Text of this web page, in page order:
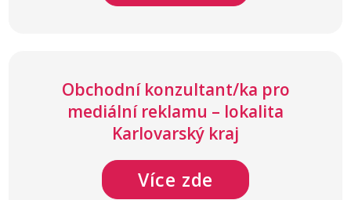
Obchodní konzultant/ka pro
mediální reklamu – lokalita
Karlovarský kraj
Více zde